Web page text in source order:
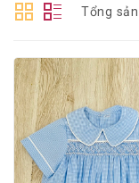
Tổng